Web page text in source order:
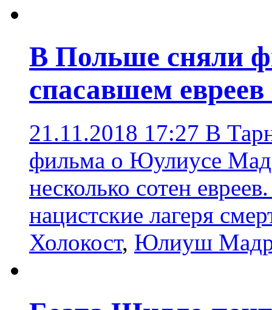
В Польше сняли
спасавшем евреев
21.11.2018 17:27 В
фильма о Юулиусе
несколько сотен
нацистские лагеря
Холокост, Юлиуш